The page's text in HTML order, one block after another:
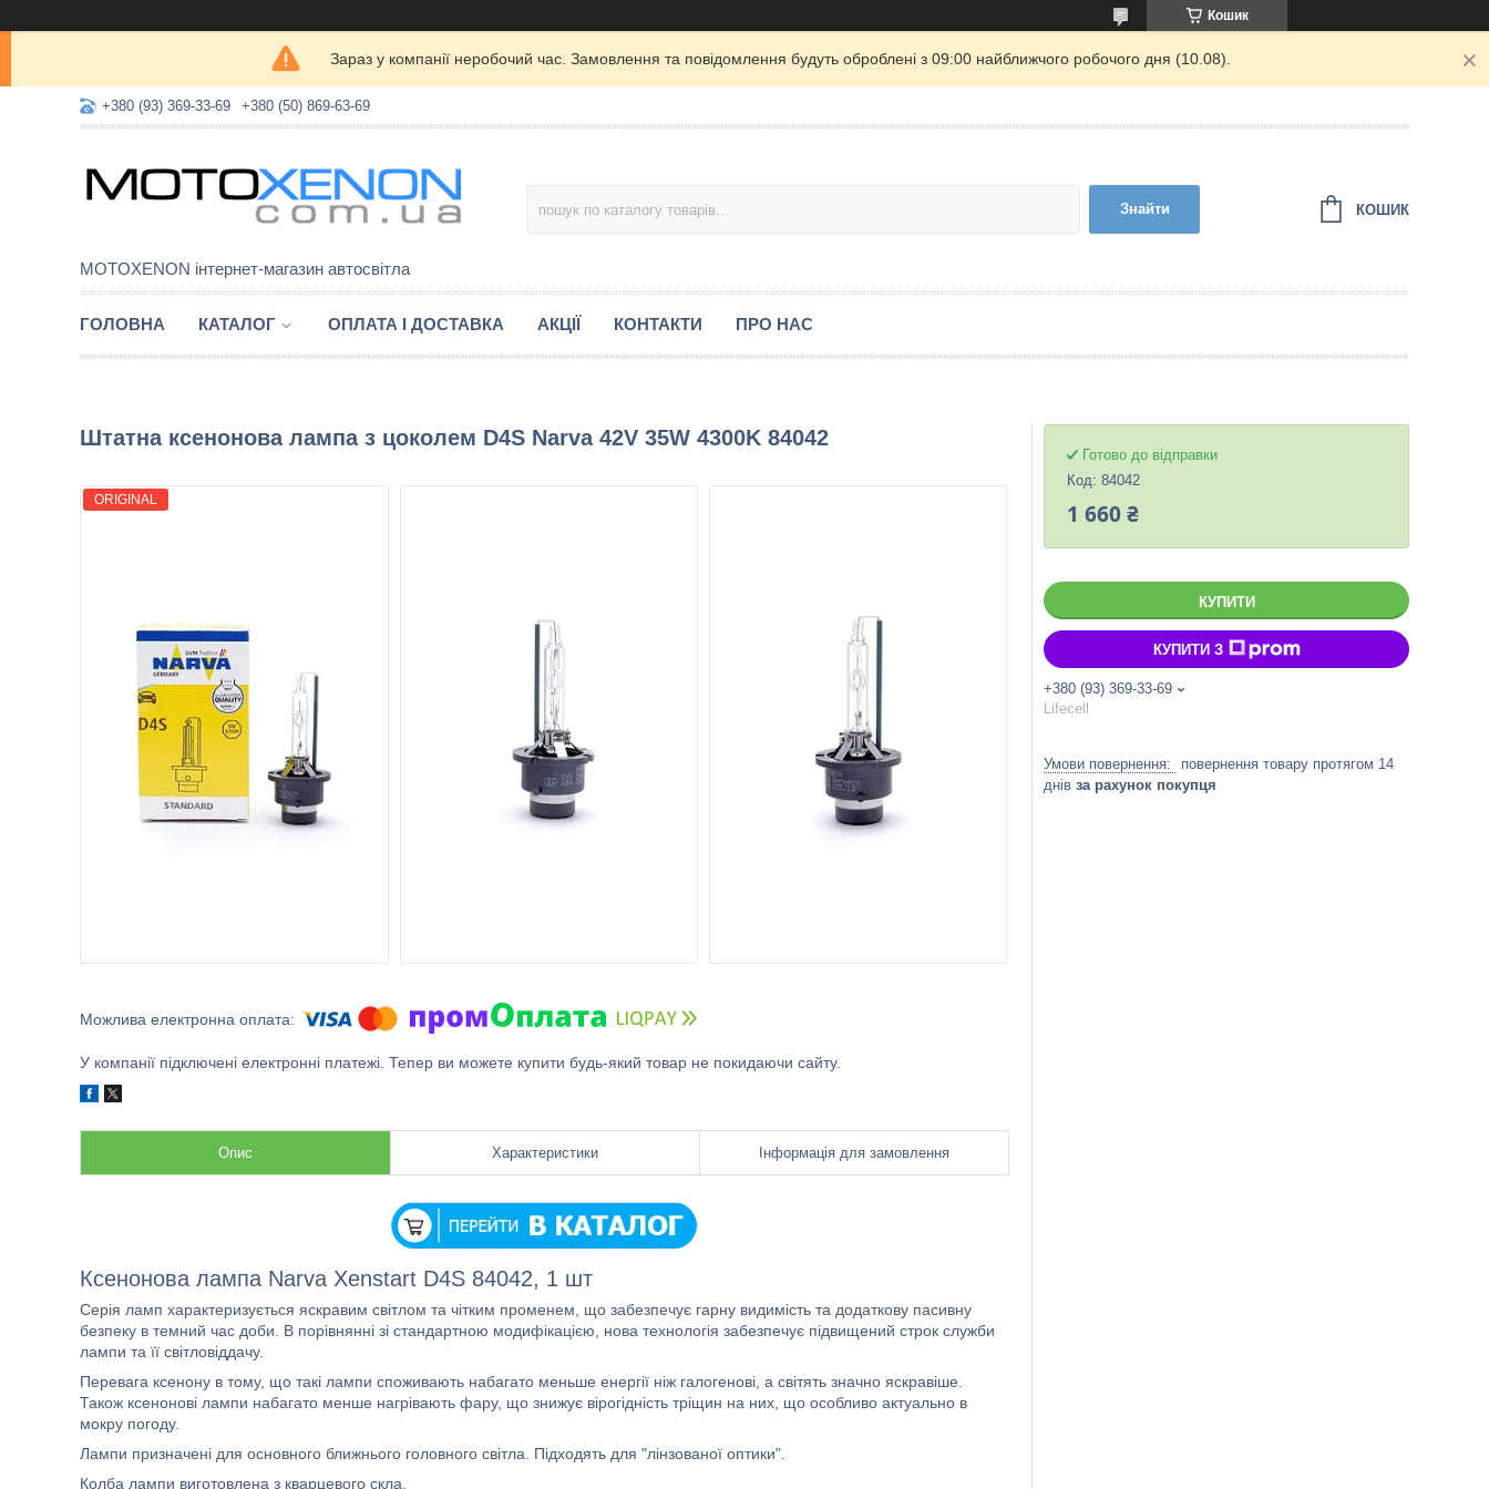
Кошик
Зараз у компанії неробочий час. Замовлення та повідомлення будуть оброблені з 09:00 найближчого робочого дня (10.08).
+380 (93) 369-33-69 +380 (50) 869-63-69
MOTOXENON інтернет-магазин автосвітла
Знайти КОШИК
ГОЛОВНА КАТАЛОГ ОПЛАТА І ДОСТАВКА АКЦІЇ КОНТАКТИ ПРО НАС
Штатна ксенонова лампа з цоколем D4S Narva 42V 35W 4300K 84042
ORIGINAL
У компанії підключені електронні платежі. Тепер ви можете купити будь-який товар не покидаючи сайту.
Опис Характеристики Інформація для замовлення
Ксенонова лампа Narva Xenstart D4S 84042, 1 шт
Серія ламп характеризується яскравим світлом та чітким променем, що забезпечує гарну видимість та додаткову пасивну
безпеку в темний час доби. В порівнянні зі стандартною модифікацією, нова технологія забезпечує підвищений строк служби
лампи та її світловіддачу.
Перевага ксенону в тому, що такі лампи споживають набагато меньше енергії ніж галогенові, а світять значно яскравіше.
Також ксенонові лампи набагато менше нагрівають фару, що знижує вірогідність тріщин на них, що особливо актуально в
мокру погоду.
Лампи призначені для основного ближнього головного світла. Підходять для "лінзованої оптики".
Колба лампи виготовлена з кварцевого скла.
Готово до відправки
Код: 84042
1 660 ₴
КУПИТИ
КУПИТИ З
+380 (93) 369-33-69
Lifecell
повернення товару протягом 14
днів за рахунок покупця